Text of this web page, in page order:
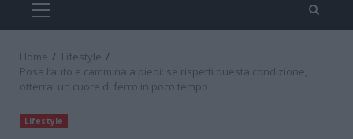
PRIMARY
MENU
Home
Lifestyle
Posa l’auto e cammina a piedi: se rispetti questa condizione,
otterrai un cuore di ferro in poco tempo
Lifestyle